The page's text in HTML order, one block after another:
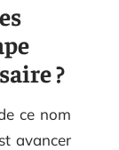
?
ce nom
avancer